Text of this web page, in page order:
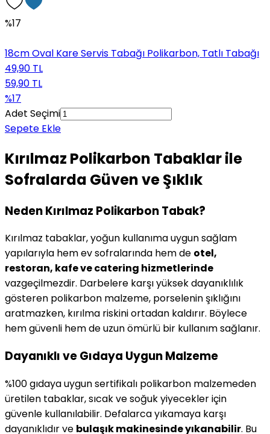
%17
18cm Oval Kare Servis Tabağı Polikarbon, Tatlı Tabağı
49,90 TL
59,90 TL
%17
Adet Seçimi
Sepete Ekle
Kırılmaz Polikarbon Tabaklar ile
Sofralarda Güven ve Şıklık
Neden Kırılmaz Polikarbon Tabak?
Kırılmaz tabaklar, yoğun kullanıma uygun sağlam
yapılarıyla hem ev sofralarında hem de otel,
restoran, kafe ve catering hizmetlerinde
vazgeçilmezdir. Darbelere karşı yüksek dayanıklılık
gösteren polikarbon malzeme, porselenin şıklığını
aratmazken, kırılma riskini ortadan kaldırır. Böylece
hem güvenli hem de uzun ömürlü bir kullanım sağlanır.
Dayanıklı ve Gıdaya Uygun Malzeme
%100 gıdaya uygun sertifikalı polikarbon malzemeden
üretilen tabaklar, sıcak ve soğuk yiyecekler için
güvenle kullanılabilir. Defalarca yıkamaya karşı
dayanıklıdır ve bulaşık makinesinde yıkanabilir. Bu